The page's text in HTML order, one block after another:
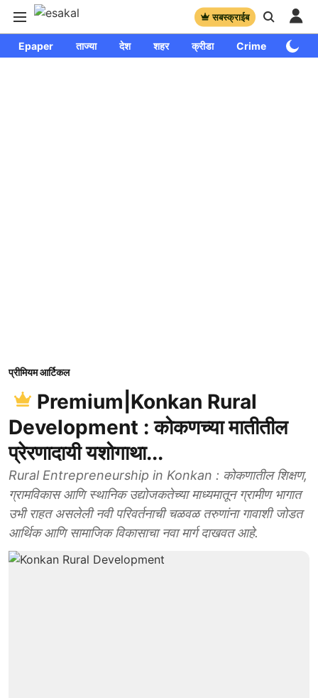
सबस्क्राईब
Epaper ताज्या देश शहर क्रीडा Crime
प्रीमियम आर्टिकल
Premium|Konkan Rural
Development : कोकणच्या मातीतील
प्रेरणादायी यशोगाथा...
Rural Entrepreneurship in Konkan : कोकणातील शिक्षण,
ग्रामविकास आणि स्थानिक उद्योजकतेच्या माध्यमातून ग्रामीण भागात
उभी राहत असलेली नवी परिवर्तनाची चळवळ तरुणांना गावाशी जोडत
आर्थिक आणि सामाजिक विकासाचा नवा मार्ग दाखवत आहे.